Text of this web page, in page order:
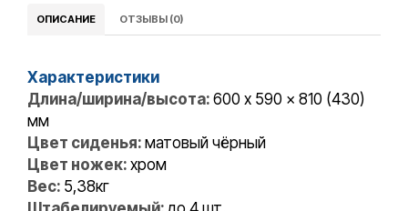
ОПИСАНИЕ ОТЗЫВЫ (0)
Характеристики
Длина/ширина/высота: 600 x 590 x 810 (430)
мм
Цвет сиденья: матовый чёрный
Цвет ножек: хром
Вес: 5,38кг